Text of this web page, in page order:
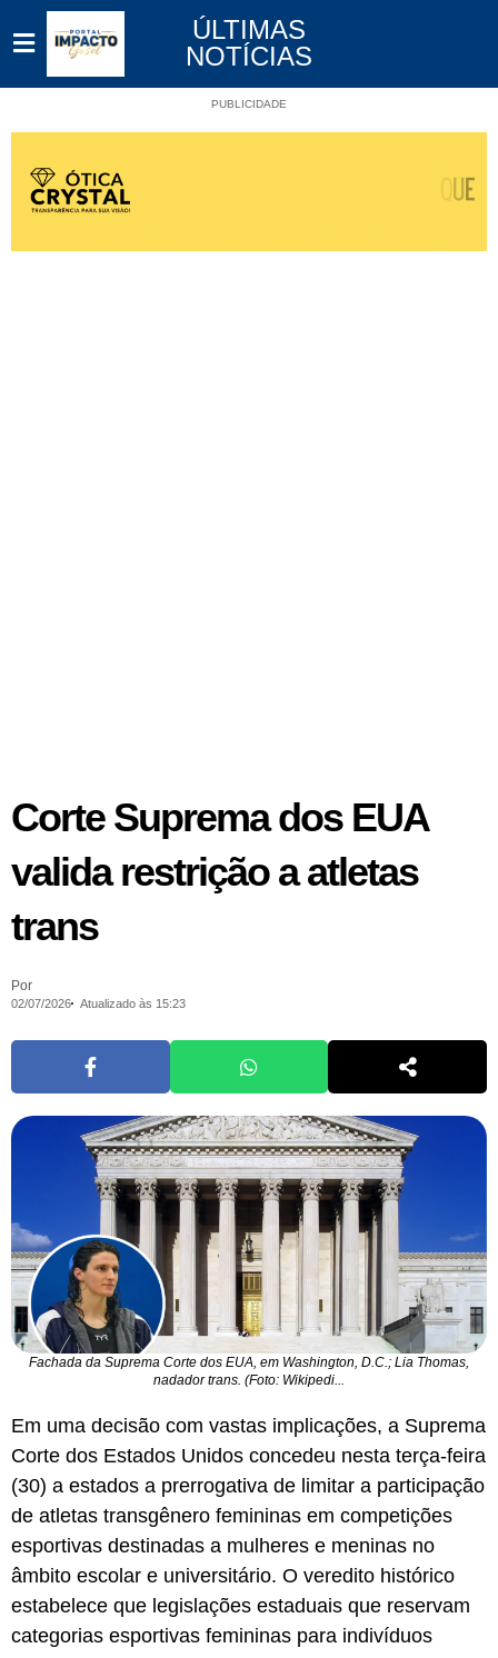
ÚLTIMAS
NOTÍCIAS
PUBLICIDADE
Corte Suprema dos EUA
valida restrição a atletas
trans
Por
02/07/2026 Atualizado às 15:23
Fachada da Suprema Corte dos EUA, em Washington, D.C.; Lia Thomas,
nadador trans. (Foto: Wikipedi...
Em uma decisão com vastas implicações, a Suprema
Corte dos Estados Unidos concedeu nesta terça-feira
(30) a estados a prerrogativa de limitar a participação
de atletas transgênero femininas em competições
esportivas destinadas a mulheres e meninas no
âmbito escolar e universitário. O veredito histórico
estabelece que legislações estaduais que reservam
categorias esportivas femininas para indivíduos